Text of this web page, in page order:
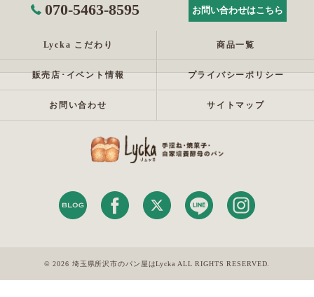
070-5463-8595 お問い合わせはこちら
Lycka こだわり 商品一覧
販売店･イベント情報 プライバシーポリシー
お問い合わせ サイトマップ
© 2026 埼玉県所沢市のパン屋はLycka ALL RIGHTS RESERVED.